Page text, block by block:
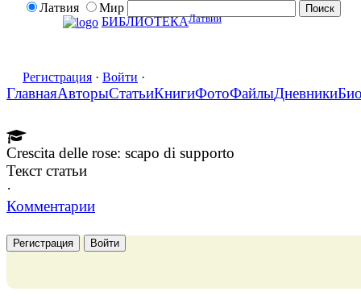
Латвия
Мир
БИБЛИОТЕКАЛатвии
Регистрация · Войти ·
ГлавнаяАвторыСтатьиКнигиФотоФайлыДневники
Crescita delle rose: scapo di supporto
Текст статьи
·
Комментарии
Регистрация Войти